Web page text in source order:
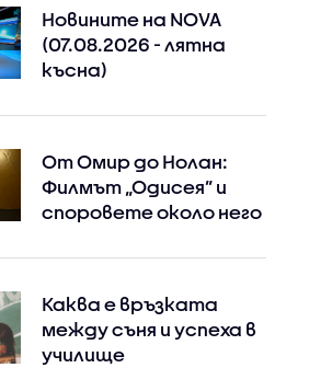
Новините на NOVA
(07.08.2026 - лятна
късна)
От Омир до Нолан:
Филмът „Одисея” и
споровете около него
Каква е връзката
между съня и успеха в
училище